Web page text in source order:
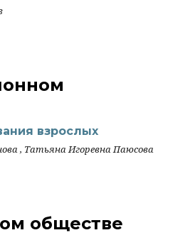
взрослых
, Татьяна Игоревна Паюсова
обществе